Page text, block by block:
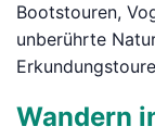
Bootstouren,
unberührte
Wandern